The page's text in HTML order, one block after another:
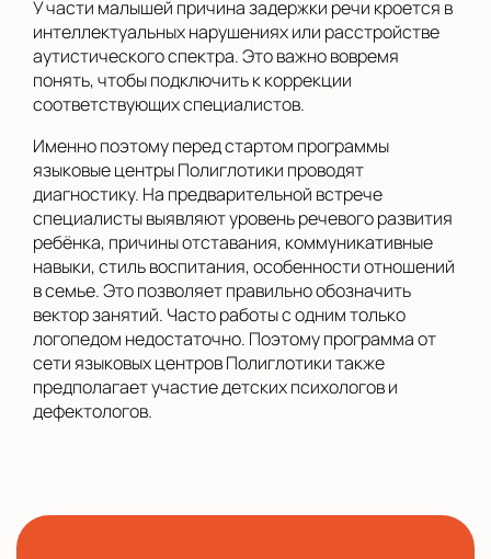
У части малышей причина задержки речи кроется в
интеллектуальных нарушениях или расстройстве
аутистического спектра. Это важно вовремя
понять, чтобы подключить к коррекции
соответствующих специалистов.
Именно поэтому перед стартом программы
языковые центры Полиглотики проводят
диагностику. На предварительной встрече
специалисты выявляют уровень речевого развития
ребёнка, причины отставания, коммуникативные
навыки, стиль воспитания, особенности отношений
в семье. Это позволяет правильно обозначить
вектор занятий. Часто работы с одним только
логопедом недостаточно. Поэтому программа от
сети языковых центров Полиглотики также
предполагает участие детских психологов и
дефектологов.